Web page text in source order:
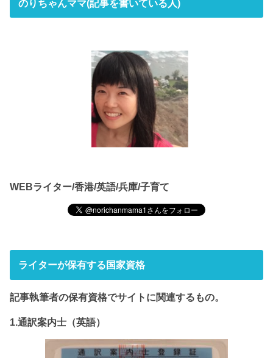
のりちゃんママ(記事を書いている人)
WEBライター/香港/英語/兵庫/子育て
ライターが保有する国家資格
記事執筆者の保有資格でサイト に関連するもの。
1.通訳案内士（英語）